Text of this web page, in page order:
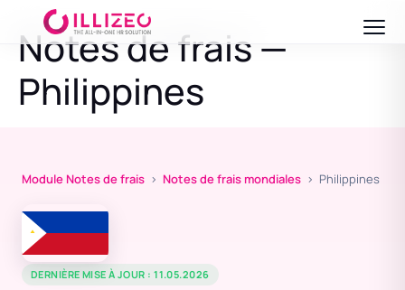
Notes de frais —
Philippines
Module Notes de frais › Notes de frais mondiales › Philippines
DERNIÈRE MISE À JOUR : 11.05.2026